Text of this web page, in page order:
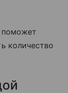
поможет
количество